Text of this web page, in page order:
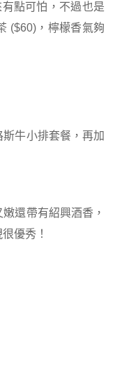
點可怕，不過也是
($60)，檸檬香氣夠
牛小排套餐，再加
還帶有紹興酒香，
優秀！